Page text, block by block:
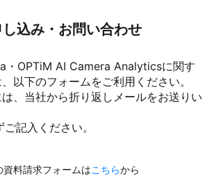
し込み・お問い合わせ
・OPTiM AI Camera Analyticsに関す
以下のフォームをご利用ください。
、当社から折り返しメールをお送りい
記入ください。
料請求フォームはこちらから